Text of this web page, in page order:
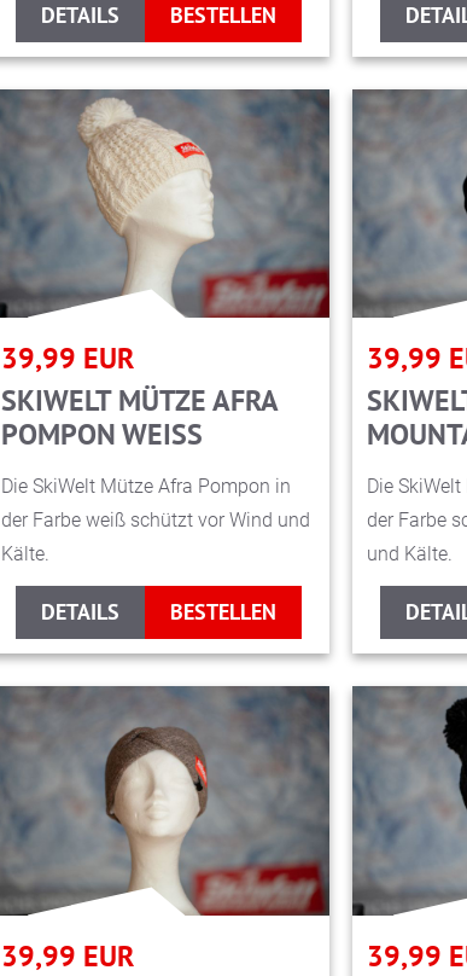
DETAILS BESTELLEN
39,99 EUR
SKIWELT MÜTZE AFRA
POMPON WEISS
Die SkiWelt Mütze Afra Pompon in
der Farbe weiß schützt vor Wind und
Kälte.
DETAILS BESTELLEN
39,99
Die
der Farbe
und Kälte.
39,99 EUR
39,99